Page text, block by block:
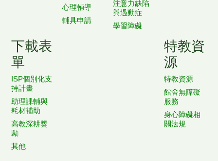
心理輔導
輔具申請
注意力缺陷
與過動症
學習障礙
下載表
單
ISP個別化支
持計畫
助理課輔與
耗材補助
高教深耕獎
勵
其他
特教資
源
特教資源
館舍無障礙
服務
身心障礙相
關法規